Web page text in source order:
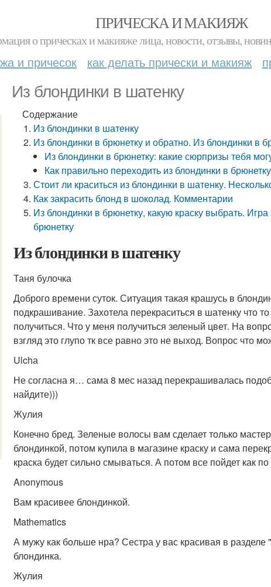
ПРИЧЕСКА И МАКИЯЖ
о прическах и макияже лица, новости, отзывы,
и причесок как делать прически и макияж
Из блондинки в шатенку
Содержание
Из блондинки в шатенку
Из блондинки в брюнетку и обратно. Из блондинки в
Из блондинки в брюнетку: какие сюрпризы тебя
Как правильно переходить из блондинки в брюнетку
Стоит ли краситься из блондинки в шатенку.
Как закрасить блонд в шоколад. Комментарии
Из блондинки в брюнетку, какую краску выбрать.
брюнетку
Из блондинки в шатенку
Таня булочка
Доброго времени суток. Ситуация такая крашусь в
подкрашивание. Захотела перекраситься в шатенку что
получиться. Что у меня получиться зеленый цвет. На
взгляд это глупо тк все равно это не выход. Вопрос что
Ulchа
Не согласна я… сама 8 мес назад перекрашивалась
найдите)))
Жулия
Конечно бред. Зеленые волосы вам сделает только
блондинкой, потом купила в магазине краску и сама
краска будет сильно смываться. А потом все пойдет как
Anonymous
Вам красивее блондинкой.
Mathematics
А мужу как больше нра? Сестра у вас красивая в
блондинка.
Жулия